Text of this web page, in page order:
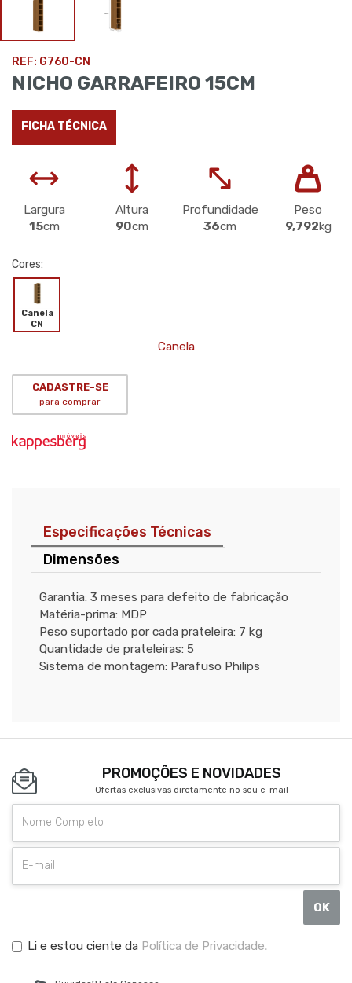
REF: G760-CN
NICHO GARRAFEIRO 15CM
FICHA TÉCNICA
Largura
15cm
Altura
90cm
Profundidade
36cm
Peso
9,792kg
Cores:
Canela
CN
Canela
CADASTRE-SE
para comprar
Especificações Técnicas
Dimensões
Garantia: 3 meses para defeito de fabricação
Matéria-prima: MDP
Peso suportado por cada prateleira: 7 kg
Quantidade de prateleiras: 5
Sistema de montagem: Parafuso Philips
PROMOÇÕES E NOVIDADES
Ofertas exclusivas diretamente no seu e-mail
OK
Li e estou ciente da Política de Privacidade.